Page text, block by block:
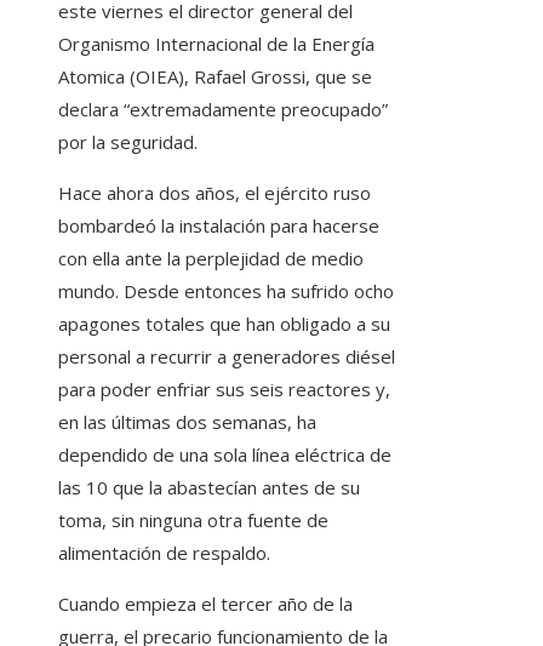
este viernes el director general del
Organismo Internacional de la Energía
Atomica (OIEA), Rafael Grossi, que se
declara “extremadamente preocupado”
por la seguridad.
Hace ahora dos años, el ejército ruso
bombardeó la instalación para hacerse
con ella ante la perplejidad de medio
mundo. Desde entonces ha sufrido ocho
apagones totales que han obligado a su
personal a recurrir a generadores diésel
para poder enfriar sus seis reactores y,
en las últimas dos semanas, ha
dependido de una sola línea eléctrica de
las 10 que la abastecían antes de su
toma, sin ninguna otra fuente de
alimentación de respaldo.
Cuando empieza el tercer año de la
guerra, el precario funcionamiento de la